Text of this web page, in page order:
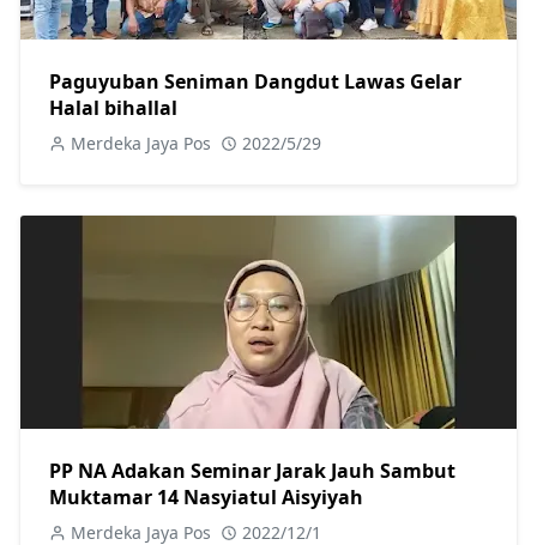
Paguyuban Seniman Dangdut Lawas Gelar
Halal bihallal
Merdeka Jaya Pos 2022/5/29
PP NA Adakan Seminar Jarak Jauh Sambut
Muktamar 14 Nasyiatul Aisyiyah
Merdeka Jaya Pos 2022/12/1